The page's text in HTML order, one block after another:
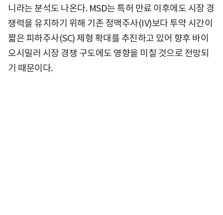
니라는 분석도 나온다. MSD는 특허 만료 이후에도 시장 경
쟁력을 유지하기 위해 기존 정맥주사(IV)보다 투약 시간이
짧은 피하주사(SC) 제형 확대를 추진하고 있어 향후 바이
오시밀러 시장 경쟁 구도에도 영향을 미칠 것으로 전망되
기 때문이다.